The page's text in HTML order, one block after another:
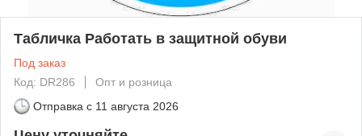
Табличка Работать в защитной обуви
Под заказ
Код: DR286
Опт и розница
Отправка с 11 августа 2026